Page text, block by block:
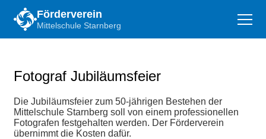
Förderverein
Mittelschule Starnberg
Projekte
Fotograf Jubiläumsfeier
Die Jubiläumsfeier zum 50-jährigen Bestehen der
Mittelschule Starnberg soll von einem professionellen
Fotografen festgehalten werden. Der Förderverein
übernimmt die Kosten dafür.